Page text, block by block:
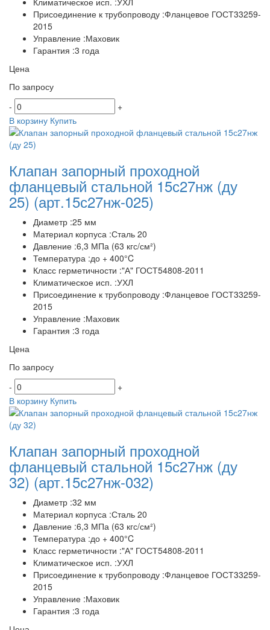
Присоединение к трубопроводу :Фланцевое ГОСТ33259-
2015
Управление :Маховик
Гарантия :3 года
Цена
По запросу
-
+
В корзину Купить
Клапан запорный проходной
фланцевый стальной 15с27нж (ду
25) (арт.15с27нж-025)
Диаметр :25 мм
Материал корпуса :Сталь 20
Давление :6,3 МПа (63 кгс/см²)
Температура :до + 400°C
Класс герметичности :"А" ГОСТ54808-2011
Климатическое исп. :УХЛ
Присоединение к трубопроводу :Фланцевое ГОСТ33259-
2015
Управление :Маховик
Гарантия :3 года
Цена
По запросу
-
+
В корзину Купить
Клапан запорный проходной
фланцевый стальной 15с27нж (ду
32) (арт.15с27нж-032)
Диаметр :32 мм
Материал корпуса :Сталь 20
Давление :6,3 МПа (63 кгс/см²)
Температура :до + 400°C
Класс герметичности :"А" ГОСТ54808-2011
Климатическое исп. :УХЛ
Присоединение к трубопроводу :Фланцевое ГОСТ33259-
2015
Управление :Маховик
Гарантия :3 года